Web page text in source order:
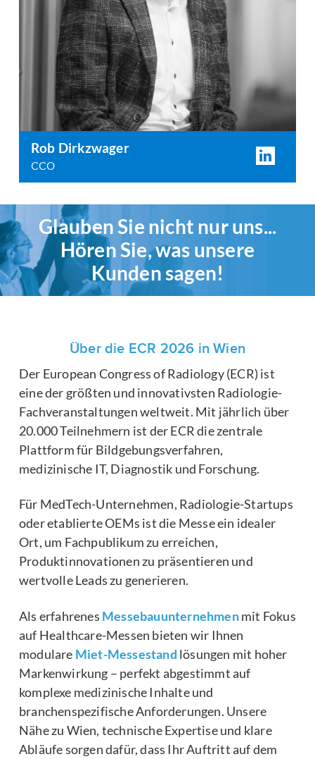
Rob Dirkzwager
CCO
Glauben Sie nicht nur uns...
Hören Sie, was unsere
Kunden sagen!
Über die ECR 2026 in Wien
Der European Congress of Radiology (ECR) ist
eine der größten und innovativsten Radiologie-
Fachveranstaltungen weltweit. Mit jährlich über
20.000 Teilnehmern ist der ECR die zentrale
Plattform für Bildgebungsverfahren,
medizinische IT, Diagnostik und Forschung.
Für MedTech-Unternehmen, Radiologie-Startups
oder etablierte OEMs ist die Messe ein idealer
Ort, um Fachpublikum zu erreichen,
Produktinnovationen zu präsentieren und
wertvolle Leads zu generieren.
Als erfahrenes Messebauunternehmenmit Fokus
auf Healthcare-Messen bieten wir Ihnen
modulare Miet-Messestand lösungen mit hoher
Markenwirkung – perfekt abgestimmt auf
komplexe medizinische Inhalte und
branchenspezifische Anforderungen. Unsere
Nähe zu Wien, technische Expertise und klare
Abläufe sorgen dafür, dass Ihr Auftritt auf dem